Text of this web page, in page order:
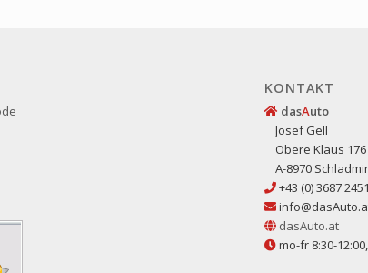
KONTAKT
dasAuto
Josef Gell
Obere Klaus 176
A-8970
+43 (0) 3687
dasAuto.at
mo-fr 8:30-